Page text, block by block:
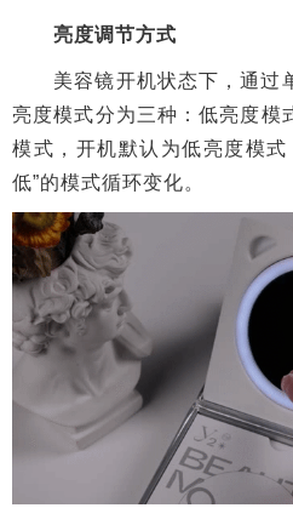
亮度调节方式
美容镜开机状态下，通过单
亮度模式分为三种：低亮度模
模式，开机默认为低亮度模
低”的模式循环变化。
亮度触
无线充电功能
连续两次点击触控按键，当
容镜无线充电功能打开，在15
LOGO位置即可享受无线充电